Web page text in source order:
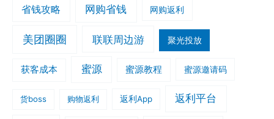
省钱攻略 网购省钱 网购返利
美团圈圈 联联周边游 聚光投放
获客成本 蜜源 蜜源教程 蜜源邀请码
货boss 购物返利 返利App 返利平台